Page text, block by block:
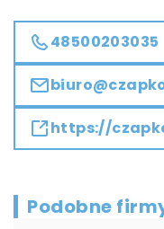
48500203035
https://
Podobne